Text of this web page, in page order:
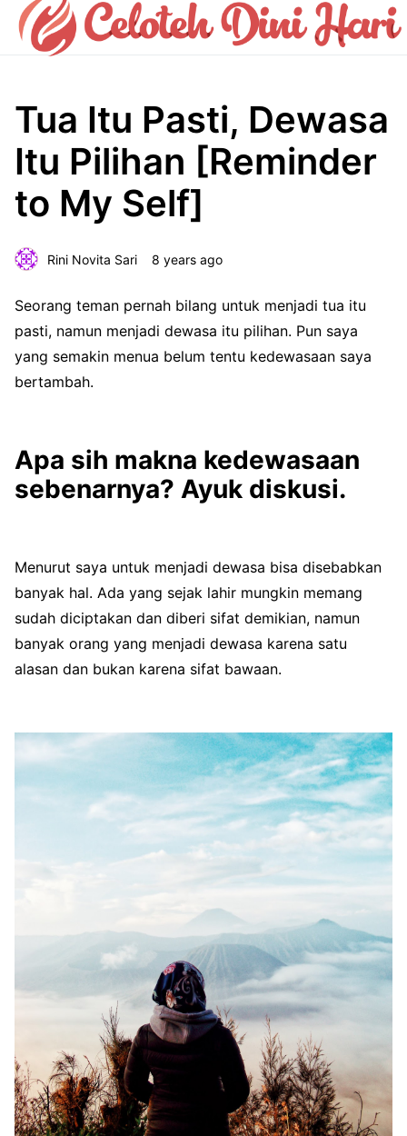
Tua Itu Pasti, Dewasa
Itu Pilihan [Reminder
to My Self]
Rini Novita Sari 8 years ago
Seorang teman pernah bilang untuk menjadi tua itu
pasti, namun menjadi dewasa itu pilihan. Pun saya
yang semakin menua belum tentu kedewasaan saya
bertambah.
Apa sih makna kedewasaan
sebenarnya? Ayuk diskusi.
Menurut saya untuk menjadi dewasa bisa disebabkan
banyak hal. Ada yang sejak lahir mungkin memang
sudah diciptakan dan diberi sifat demikian, namun
banyak orang yang menjadi dewasa karena satu
alasan dan bukan karena sifat bawaan.